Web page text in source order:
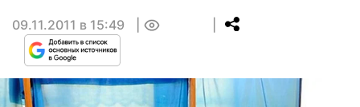
09.11.2011 в 15:49